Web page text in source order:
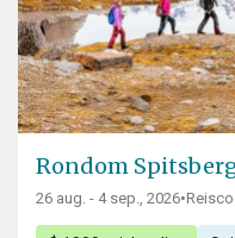
Rondom
26 aug. - 4 sep., 2026•